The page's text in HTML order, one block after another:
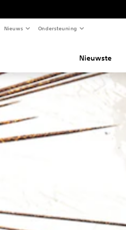
Nieuws Ondersteuning
Nieuwste